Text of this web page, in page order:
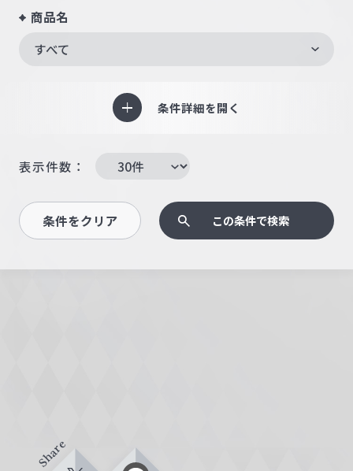
商品名
すべて
条件詳細を開く
表示件数：
条件をクリア この条件で検索
Share